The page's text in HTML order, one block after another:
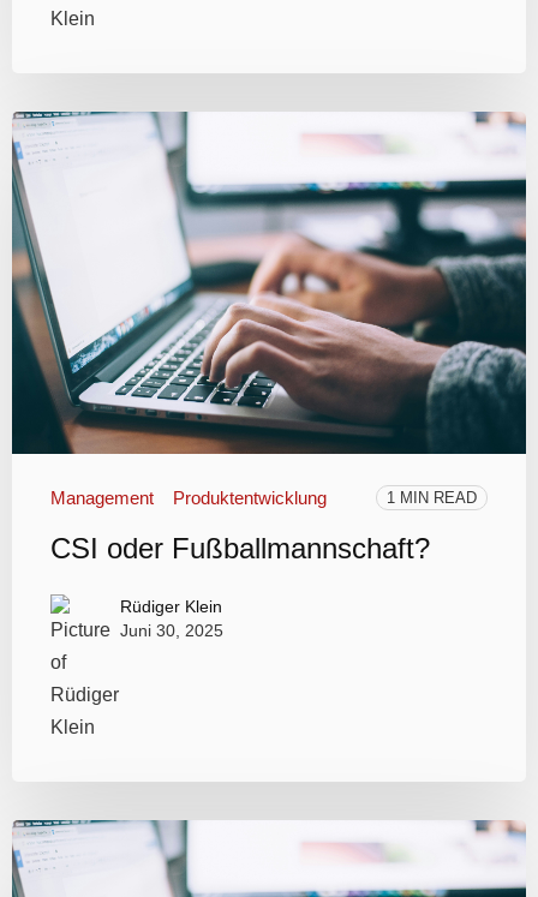
Management Produktentwicklung 1 MIN READ
CSI oder Fußballmannschaft?
Rüdiger Klein
Juni 30, 2025